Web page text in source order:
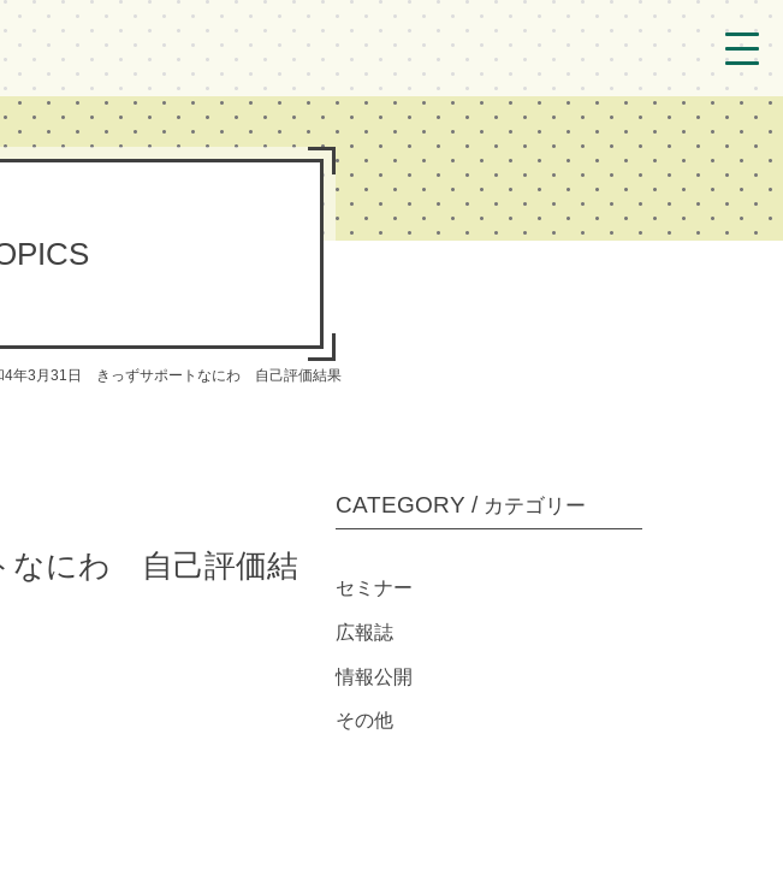
トップ
法人概要/アクセス
現場のようす
ブログ
4年3月31日 きっずサポートなにわ 自己評価結果
なにわ 自己評価結
CATEGORY / カテゴリー
セミナー
広報誌
情報公開
その他